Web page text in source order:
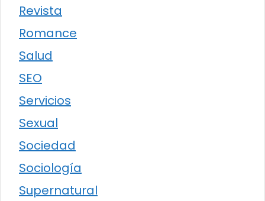
Revista
Romance
Salud
SEO
Servicios
Sexual
Sociedad
Sociología
Supernatural